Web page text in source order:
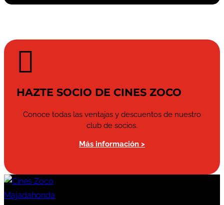

HAZTE SOCIO DE CINES ZOCO
Conoce todas las ventajas y descuentos de nuestro
club de socios.
Más información >